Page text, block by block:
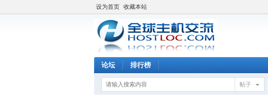
设为首页 收藏本站
论坛 排行榜
帖子